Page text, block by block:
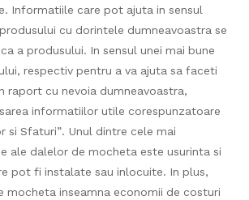
Informatiile care pot ajuta in sensul
cu dorintele dumneavoastra se
a produsului. In sensul unei mai bune
respectiv pentru a va ajuta sa faceti
raport cu nevoia dumneavoastra,
informatiilor utile corespunzatoare
si Sfaturi”. Unul dintre cele mai
ale dalelor de mocheta este usurinta si
pot fi instalate sau inlocuite. In plus,
mocheta inseamna economii de costuri